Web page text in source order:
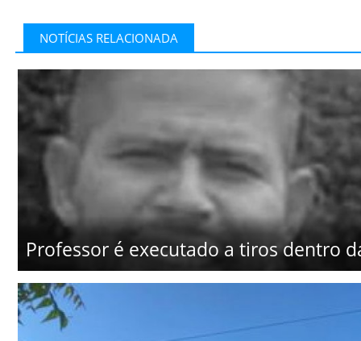
NOTÍCIAS RELACIONADA
Professor é executado a tiros dentro